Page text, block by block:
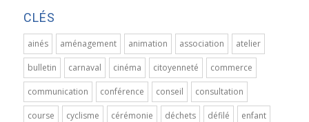
CLÉS
ainés aménagement animation association atelier
bulletin carnaval cinéma citoyenneté commerce
communication conférence conseil consultation
course cyclisme cérémonie déchets défilé enfant